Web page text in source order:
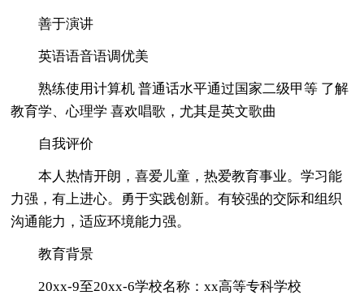
善于演讲
英语语音语调优美
熟练使用计算机 普通话水平通过国家二级甲等 了解
教育学、心理学 喜欢唱歌，尤其是英文歌曲
自我评价
本人热情开朗，喜爱儿童，热爱教育事业。学习能
力强，有上进心。勇于实践创新。有较强的交际和组织
沟通能力，适应环境能力强。
教育背景
20xx-9至20xx-6学校名称：xx高等专科学校